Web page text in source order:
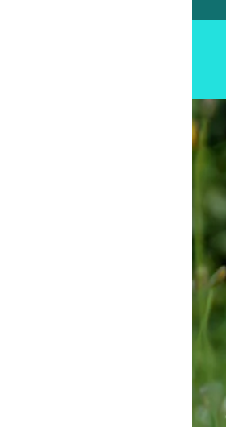
Ce site et des